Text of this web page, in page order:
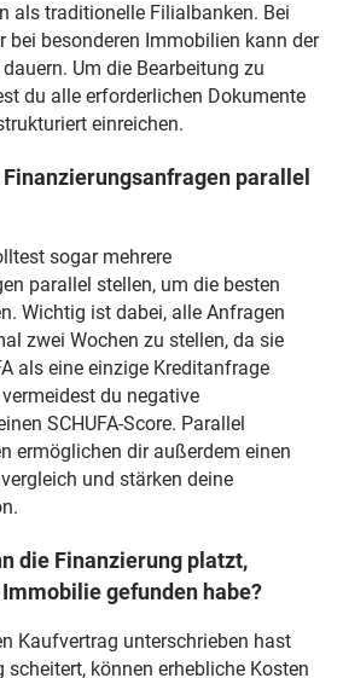
als traditionelle Filialbanken. Bei
bei besonderen Immobilien kann der
Um die Bearbeitung zu
du alle erforderlichen Dokumente
einreichen.
parallel
sogar mehrere
parallel stellen, um die besten
Wichtig ist dabei, alle Anfragen
zwei Wochen zu stellen, da sie
als eine einzige Kreditanfrage
du negative
SCHUFA-Score. Parallel
ermöglichen dir außerdem einen
und stärken deine
die Finanzierung platzt,
gefunden habe?
Kaufvertrag unterschrieben hast
scheitert, können erhebliche Kosten